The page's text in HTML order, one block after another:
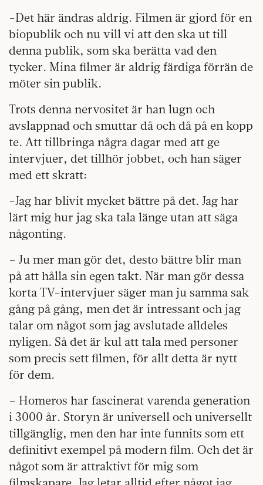
-Det här ändras aldrig. Filmen är gjord för en
biopublik och nu vill vi att den ska ut till
denna publik, som ska berätta vad den
tycker. Mina filmer är aldrig färdiga förrän de
möter sin publik.
Trots denna nervositet är han lugn och
avslappnad och smuttar då och då på en kopp
te. Att tillbringa några dagar med att ge
intervjuer, det tillhör jobbet, och han säger
med ett skratt:
-Jag har blivit mycket bättre på det. Jag har
lärt mig hur jag ska tala länge utan att säga
någonting.
– Ju mer man gör det, desto bättre blir man
på att hålla sin egen takt. När man gör dessa
korta TV-intervjuer säger man ju samma sak
gång på gång, men det är intressant och jag
talar om något som jag avslutade alldeles
nyligen. Så det är kul att tala med personer
som precis sett filmen, för allt detta är nytt
för dem.
– Homeros har fascinerat varenda generation
i 3000 år. Storyn är universell och universellt
tillgänglig, men den har inte funnits som ett
definitivt exempel på modern film. Och det är
något som är attraktivt för mig som